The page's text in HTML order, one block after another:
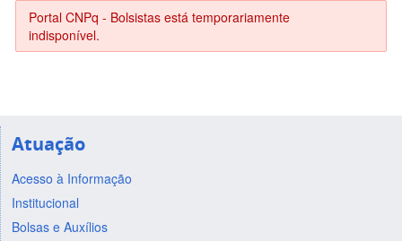
Portal CNPq - Bolsistas está temporariamente
indisponível.
Atuação
Acesso à Informação
Institucional
Bolsas e Auxílios